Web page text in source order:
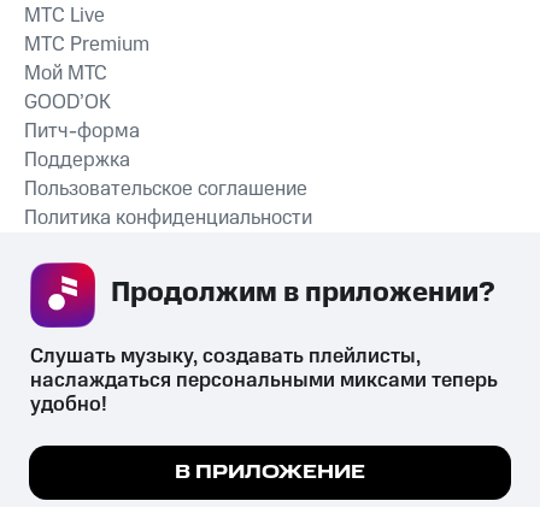
СКАЧАТЬ ПРИЛОЖЕНИЕ
MTС Live
MTС Premium
Мой МТС
GOOD’OK
Питч-форма
Поддержка
Пользовательское соглашение
Политика конфиденциальности
психотропных веществ, их аналогов причиняет вред здоровью,
их незаконный оборот запрещён и влечёт установленную
законодательством ответственность.
Мы используем куки, чтобы на сайте все
Подробнее
Слушать музыку, создавать плейлисты,
наслаждаться персональными миксами теперь
удобно!
В ПРИЛОЖЕНИЕ